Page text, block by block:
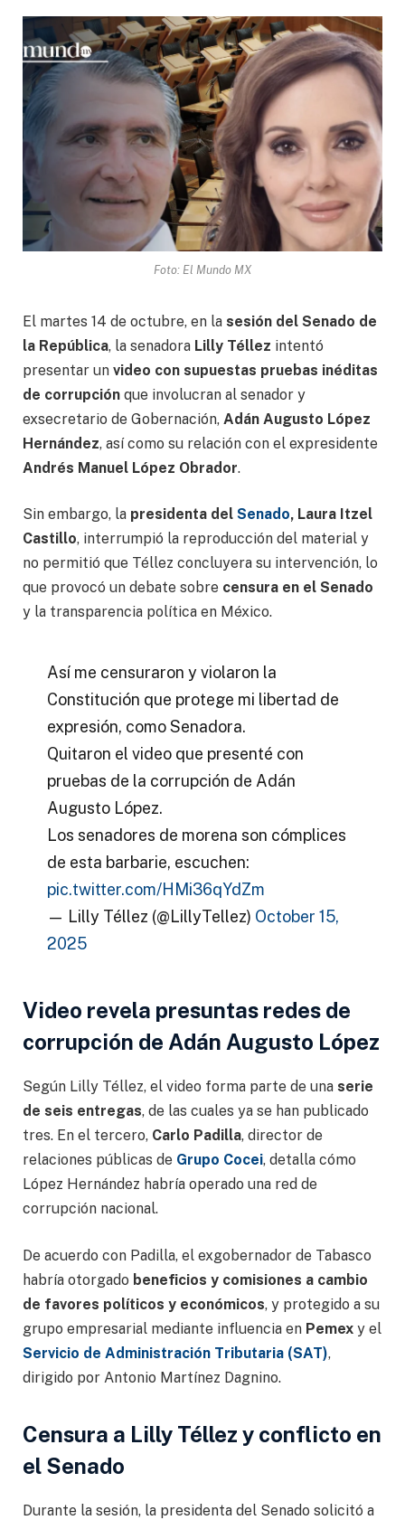
Foto: El Mundo MX
El martes 14 de octubre, en la sesión del Senado de
la República, la senadora Lilly Téllez intentó
presentar un video con supuestas pruebas inéditas
de corrupción que involucran al senador y
exsecretario de Gobernación, Adán Augusto López
Hernández, así como su relación con el expresidente
Andrés Manuel López Obrador.
Sin embargo, la presidenta del Senado, Laura Itzel
Castillo, interrumpió la reproducción del material y
no permitió que Téllez concluyera su intervención, lo
que provocó un debate sobre censura en el Senado
y la transparencia política en México.
Así me censuraron y violaron la
Constitución que protege mi libertad de
expresión, como Senadora.
Quitaron el video que presenté con
pruebas de la corrupción de Adán
Augusto López.
Los senadores de morena son cómplices
de esta barbarie, escuchen:
pic.twitter.com/HMi36qYdZm
— Lilly Téllez (@LillyTellez) October 15,
2025
Video revela presuntas redes de
corrupción de Adán Augusto López
Según Lilly Téllez, el video forma parte de una serie
de seis entregas, de las cuales ya se han publicado
tres. En el tercero, Carlo Padilla, director de
relaciones públicas de Grupo Cocei, detalla cómo
López Hernández habría operado una red de
corrupción nacional.
De acuerdo con Padilla, el exgobernador de Tabasco
habría otorgado beneficios y comisiones a cambio
de favores políticos y económicos, y protegido a su
grupo empresarial mediante influencia en Pemex y el
Servicio de Administración Tributaria (SAT),
dirigido por Antonio Martínez Dagnino.
Censura a Lilly Téllez y conflicto en
el Senado
Durante la sesión, la presidenta del Senado solicitó a